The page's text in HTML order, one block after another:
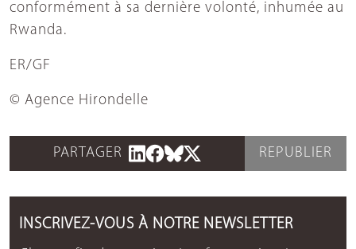
conformément à sa dernière volonté, inhumée au
Rwanda.
ER/GF
© Agence Hirondelle
PARTAGER REPUBLIER
INSCRIVEZ-VOUS À NOTRE NEWSLETTER